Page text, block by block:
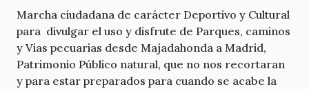
Marcha ciudadana de carácter Deportivo y Cultural
para divulgar el uso y disfrute de Parques, caminos
y Vias pecuarias desde Majadahonda a Madrid,
Patrimonio Público natural, que no nos recortaran
y para estar preparados para cuando se acabe la